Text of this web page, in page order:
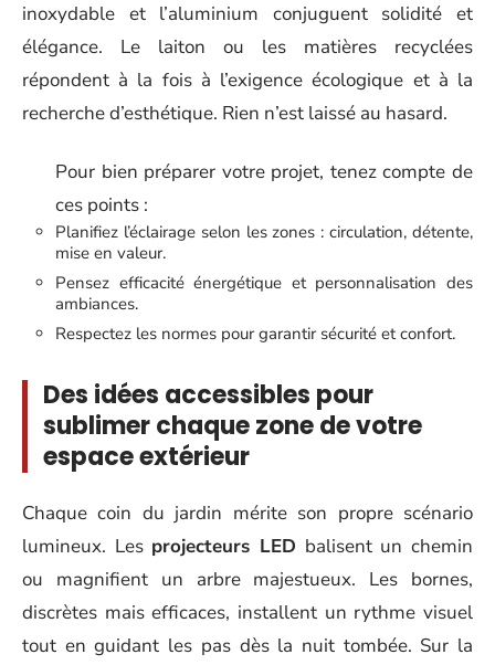
inoxydable et l’aluminium conjuguent solidité et
élégance. Le laiton ou les matières recyclées
répondent à la fois à l’exigence écologique et à la
recherche d’esthétique. Rien n’est laissé au hasard.
Pour bien préparer votre projet, tenez compte de
ces points :
Planifiez l’éclairage selon les zones : circulation, détente,
mise en valeur.
Pensez efficacité énergétique et personnalisation des
ambiances.
Respectez les normes pour garantir sécurité et confort.
Des idées accessibles pour
sublimer chaque zone de votre
espace extérieur
Chaque coin du jardin mérite son propre scénario
lumineux. Les projecteurs LED balisent un chemin
ou magnifient un arbre majestueux. Les bornes,
discrètes mais efficaces, installent un rythme visuel
tout en guidant les pas dès la nuit tombée. Sur la